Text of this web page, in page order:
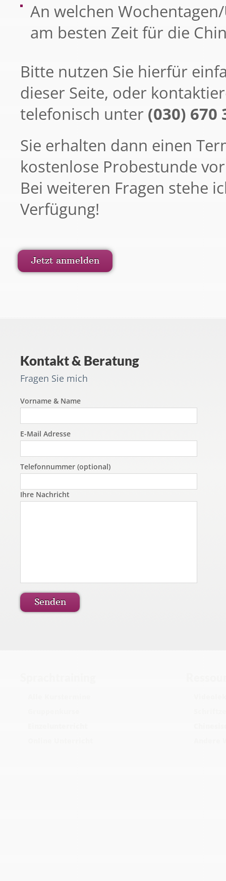
An welchen
am besten Zeit für die
Bitte nutzen Sie hierfür
dieser Seite, oder
telefonisch unter (030) 670
Sie erhalten dann einen
kostenlose Probestunde
Bei weiteren Fragen stehe
Verfügung!
Jetzt anmelden
Kontakt & Beratung
Fragen Sie mich
Vorname & Name
E-Mail Adresse
Telefonnummer (optional)
Ihre Nachricht